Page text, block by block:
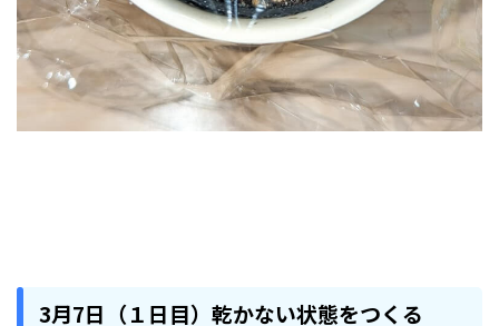
3月7日（１日目）乾かない状態をつくる